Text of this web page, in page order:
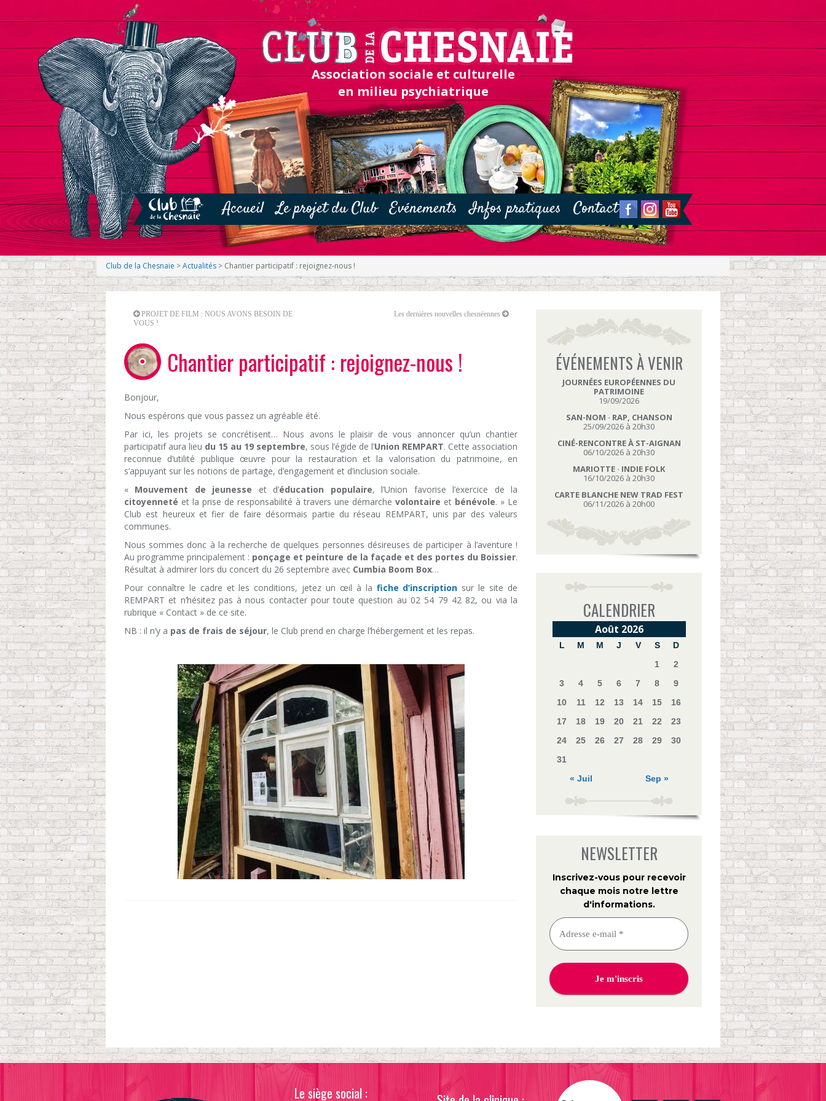
Association sociale et culturelle
en milieu psychiatrique
Accueil Le projet du Club Evénements Infos pratiques Contact
Club de la Chesnaie >Actualités > Chantier participatif : rejoignez-nous !
PROJET DE FILM : NOUS AVONS BESOIN DE
VOUS !
Les dernières nouvelles chesnéennes
Chantier participatif : rejoignez-nous !
Bonjour,
Nous espérons que vous passez un agréable été.
Par ici, les projets se concrétisent… Nous avons le plaisir de vous annoncer qu’un chantier
participatif aura lieu du 15 au 19 septembre, sous l’égide de l’Union REMPART. Cette association
reconnue d’utilité publique œuvre pour la restauration et la valorisation du patrimoine, en
s’appuyant sur les notions de partage, d’engagement et d’inclusion sociale.
« Mouvement de jeunesse et d’éducation populaire, l’Union favorise l’exercice de la
citoyenneté et la prise de responsabilité à travers une démarche volontaire et bénévole. » Le
Club est heureux et fier de faire désormais partie du réseau REMPART, unis par des valeurs
communes.
Nous sommes donc à la recherche de quelques personnes désireuses de participer à l’aventure !
Au programme principalement : ponçage et peinture de la façade et des portes du Boissier.
Résultat à admirer lors du concert du 26 septembre avec Cumbia Boom Box…
Pour connaître le cadre et les conditions, jetez un œil à la fiche d’inscription sur le site de
REMPART et n’hésitez pas à nous contacter pour toute question au 02 54 79 42 82, ou via la
rubrique « Contact » de ce site.
NB : il n’y a pas de frais de séjour, le Club prend en charge l’hébergement et les repas.
ÉVÉNEMENTS À VENIR
JOURNÉES EUROPÉENNES DU
PATRIMOINE
19/09/2026
SAN-NOM · RAP, CHANSON
25/09/2026 à 20h30
CINÉ-RENCONTRE À ST-AIGNAN
06/10/2026 à 20h30
MARIOTTE · INDIE FOLK
16/10/2026 à 20h30
CARTE BLANCHE NEW TRAD FEST
06/11/2026 à 20h00
CALENDRIER
Août 2026
L M M J V S
D
1
2
3
4 5 6 7 8
9
10
11 12 13 14 15
16
17
18 19 20 21 22
23
24
25 26 27 28 29
30
31
« Juil
Sep »
NEWSLETTER
Inscrivez-vous pour recevoir
chaque mois notre lettre
d'informations.
Le siège social :